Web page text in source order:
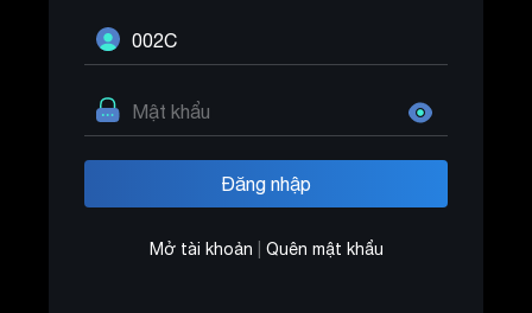
Mở tài khoản Quên mật khẩu